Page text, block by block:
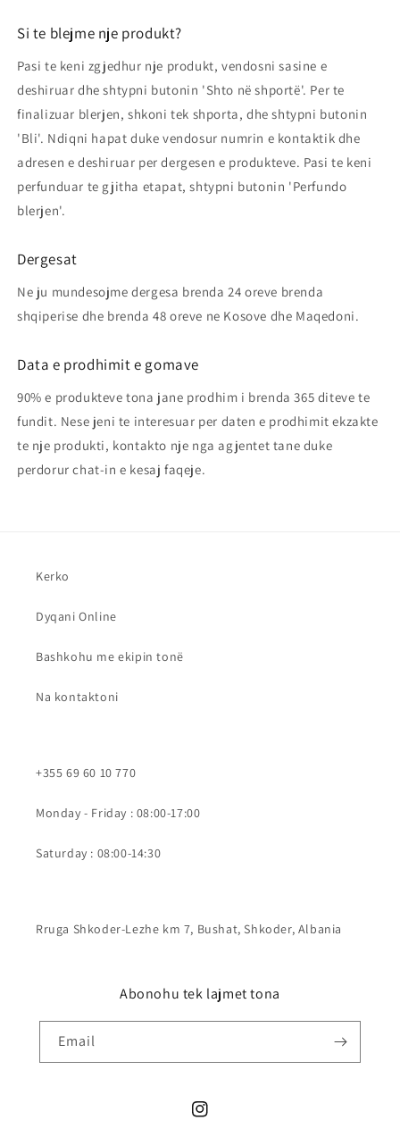
Si te blejme nje produkt?
Pasi te keni zgjedhur nje produkt, vendosni sasine e
deshiruar dhe shtypni butonin 'Shto në shportë'. Per te
finalizuar blerjen, shkoni tek shporta, dhe shtypni butonin
'Bli'. Ndiqni hapat duke vendosur numrin e kontaktik dhe
adresen e deshiruar per dergesen e produkteve. Pasi te keni
perfunduar te gjitha etapat, shtypni butonin 'Perfundo
blerjen'.
Dergesat
Ne ju mundesojme dergesa brenda 24 oreve brenda
shqiperise dhe brenda 48 oreve ne Kosove dhe Maqedoni.
Data e prodhimit e gomave
90% e produkteve tona jane prodhim i brenda 365 diteve te
fundit. Nese jeni te interesuar per daten e prodhimit ekzakte
te nje produkti, kontakto nje nga agjentet tane duke
perdorur chat-in e kesaj faqeje.
Kerko
Dyqani Online
Bashkohu me ekipin tonë
Na kontaktoni
+355 69 60 10 770
Monday - Friday : 08:00-17:00
Saturday : 08:00-14:30
Rruga Shkoder-Lezhe km 7, Bushat, Shkoder, Albania
Abonohu tek lajmet tona
Email
Instagram